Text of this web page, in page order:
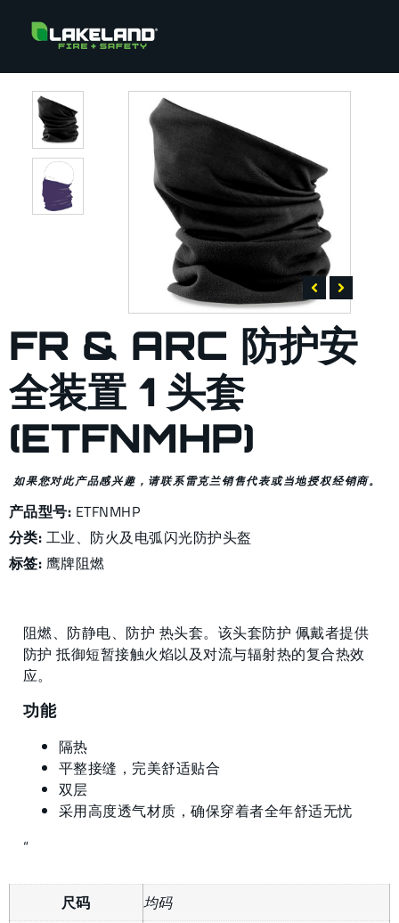
FR & ARC 防护安
全装置 1 头套
(ETFNMHP)
如果您对此产品感兴趣，请联系雷克兰销售代表或当地授权经销商。
产品型号: ETFNMHP
分类: 工业、 防火及电弧闪光防护头盔
标签: 鹰牌阻燃
阻燃、防静电、防护 热头套。该头套防护 佩戴者提供
防护 抵御短暂接触火焰以及对流与辐射热的复合热效
应。
功能
隔热
平整接缝，完美舒适贴合
双层
采用高度透气材质，确保穿着者全年舒适无忧
“
尺码
均码